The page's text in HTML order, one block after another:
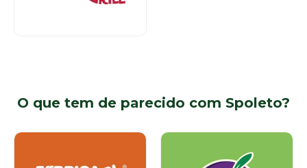
O que tem de parecido com Spoleto?
Alimentação